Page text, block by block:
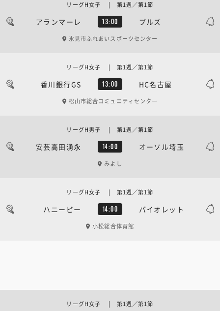
アランマーレ 13:00 ブルズ
リーグH女子 | 第1週／第1節
氷見市ふれあいスポーツセンター
香川銀行GS 13:00 HC名古屋
リーグH女子 | 第1週／第1節
松山市総合コミュニティセンター
安芸高田湧永 14:00 オーソル埼玉
リーグH男子 | 第1週／第1節
みよし
ハニービー 14:00 バイオレット
リーグH女子 | 第1週／第1節
小松総合体育館
リーグH女子 | 第1週／第1節